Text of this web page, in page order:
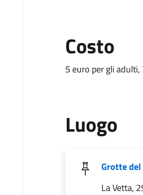
Costo
5 euro per gli
Luogo
Grotte del
La Vetta,